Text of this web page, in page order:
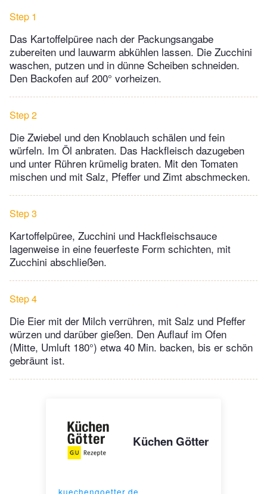
Step 1
Das Kartoffelpüree nach der Packungsangabe
zubereiten und lauwarm abkühlen lassen. Die Zucchini
waschen, putzen und in dünne Scheiben schneiden.
Den Backofen auf 200° vorheizen.
Step 2
Die Zwiebel und den Knoblauch schälen und fein
würfeln. Im Öl anbraten. Das Hackfleisch dazugeben
und unter Rühren krümelig braten. Mit den Tomaten
mischen und mit Salz, Pfeffer und Zimt abschmecken.
Step 3
Kartoffelpüree, Zucchini und Hackfleischsauce
lagenweise in eine feuerfeste Form schichten, mit
Zucchini abschließen.
Step 4
Die Eier mit der Milch verrühren, mit Salz und Pfeffer
würzen und darüber gießen. Den Auflauf im Ofen
(Mitte, Umluft 180°) etwa 40 Min. backen, bis er schön
gebräunt ist.
Küchen Götter
kuechengoetter.de